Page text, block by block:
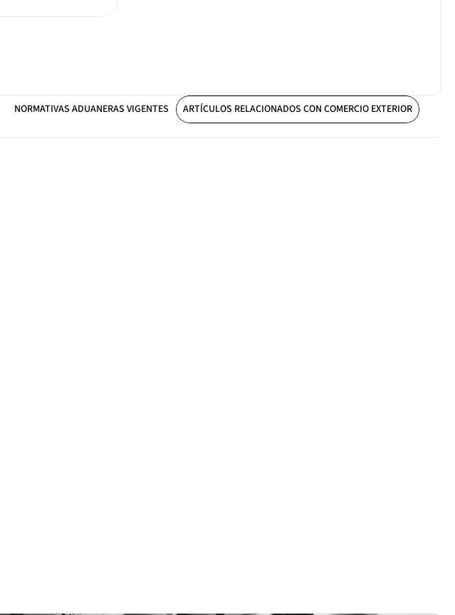
NORMATIVAS ADUANERAS VIGENTES ARTÍCULOS RELACIONADOS CON COMERCIO EXTERIOR